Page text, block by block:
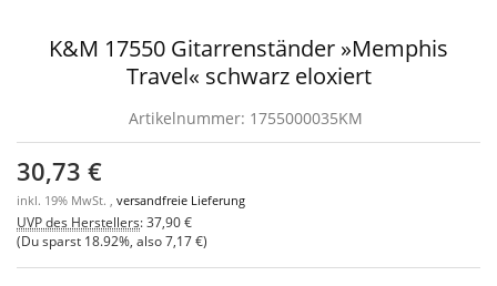
K&M 17550 Gitarrenständer »Memphis
Travel« schwarz eloxiert
Artikelnummer: 1755000035KM
30,73 €
inkl. 19% MwSt. , versandfreie Lieferung
UVP des Herstellers:37,90 €
(Du sparst 18.92% , also7,17 €)